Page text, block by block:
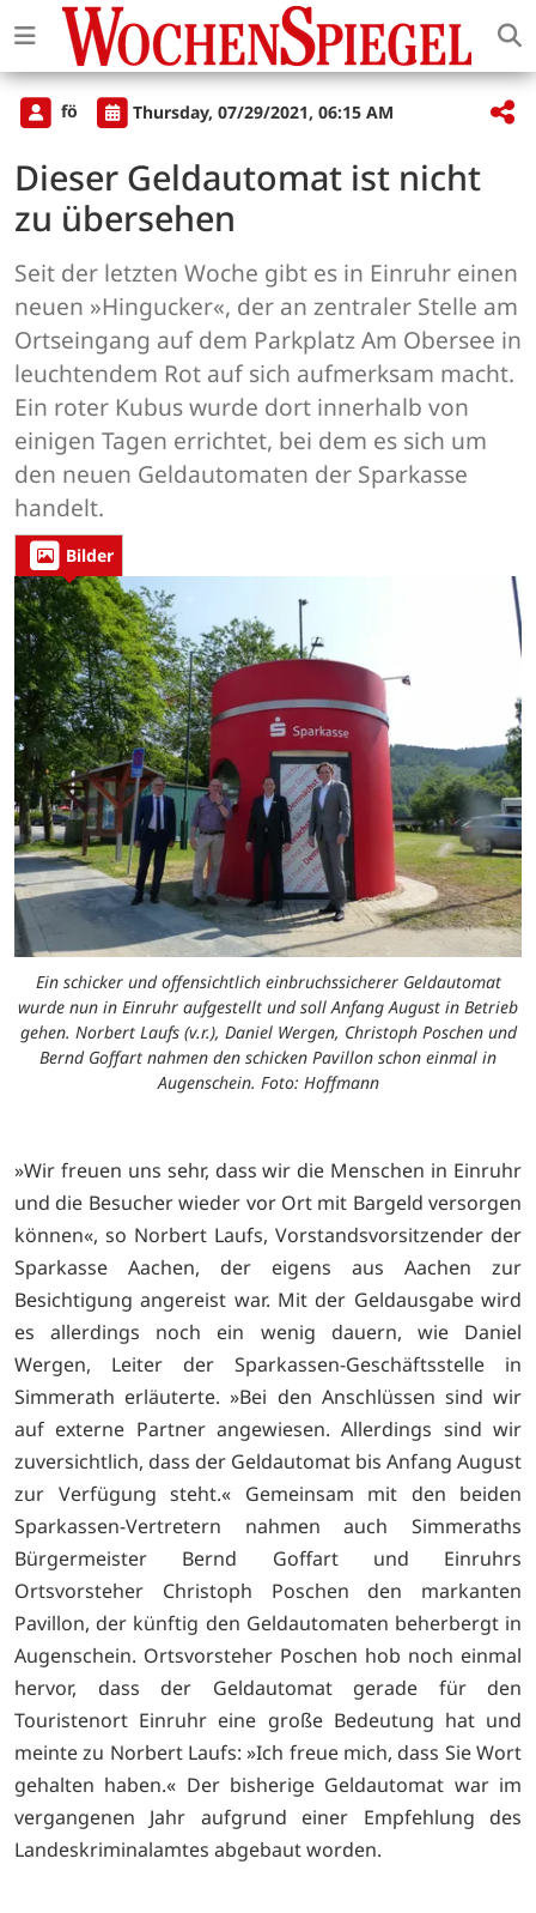
fö Thursday, 07/29/2021, 06:15 AM
Dieser Geldautomat ist nicht
zu übersehen
Seit der letzten Woche gibt es in Einruhr einen
neuen »Hingucker«, der an zentraler Stelle am
Ortseingang auf dem Parkplatz Am Obersee in
leuchtendem Rot auf sich aufmerksam macht.
Ein roter Kubus wurde dort innerhalb von
einigen Tagen errichtet, bei dem es sich um
den neuen Geldautomaten der Sparkasse
handelt.
Bilder
Ein schicker und offensichtlich einbruchssicherer Geldautomat
wurde nun in Einruhr aufgestellt und soll Anfang August in Betrieb
gehen. Norbert Laufs (v.r.), Daniel Wergen, Christoph Poschen und
Bernd Goffart nahmen den schicken Pavillon schon einmal in
Augenschein. Foto: Hoffmann
»Wir freuen uns sehr, dass wir die Menschen in Einruhr
und die Besucher wieder vor Ort mit Bargeld versorgen
können«, so Norbert Laufs, Vorstandsvorsitzender der
Sparkasse Aachen, der eigens aus Aachen zur
Besichtigung angereist war. Mit der Geldausgabe wird
es allerdings noch ein wenig dauern, wie Daniel
Wergen, Leiter der Sparkassen-Geschäftsstelle in
Simmerath erläuterte. »Bei den Anschlüssen sind wir
auf externe Partner angewiesen. Allerdings sind wir
zuversichtlich, dass der Geldautomat bis Anfang August
zur Verfügung steht.« Gemeinsam mit den beiden
Sparkassen-Vertretern nahmen auch Simmeraths
Bürgermeister Bernd Goffart und Einruhrs
Ortsvorsteher Christoph Poschen den markanten
Pavillon, der künftig den Geldautomaten beherbergt in
Augenschein. Ortsvorsteher Poschen hob noch einmal
hervor, dass der Geldautomat gerade für den
Touristenort Einruhr eine große Bedeutung hat und
meinte zu Norbert Laufs: »Ich freue mich, dass Sie Wort
gehalten haben.« Der bisherige Geldautomat war im
vergangenen Jahr aufgrund einer Empfehlung des
Landeskriminalamtes abgebaut worden.